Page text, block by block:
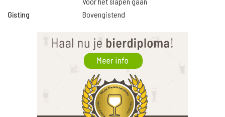
Gisting
Bovengistend